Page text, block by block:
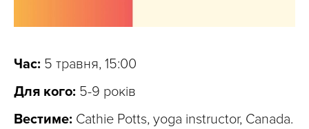
Час: 5 травня, 15:00
Для кого: 5-9 років
Вестиме: Cathie Potts, yoga instructor, Canada.